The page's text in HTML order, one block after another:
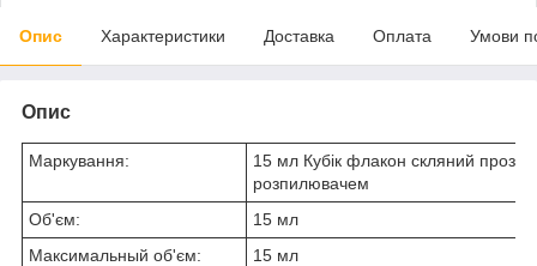
Опис Характеристики Доставка Оплата Умови
Опис
Маркування:
15 мл Кубік флакон скляний
розпилювачем
Об'єм:
15 мл
Максимальный об'єм:
15 мл